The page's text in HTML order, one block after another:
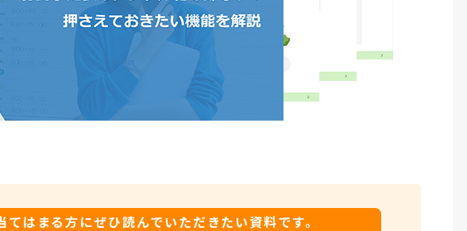
てはまる方にぜひ読んでいただきたい資料です。